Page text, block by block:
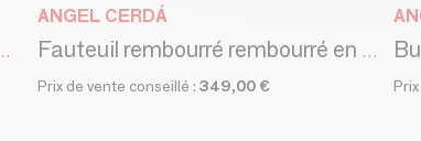
en lame d'acier
ANGEL CERDÁ
Fauteuil rembourré rembourré en tissu
Prix de vente conseillé : 349,00 €